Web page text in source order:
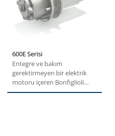
600E Serisi
Entegre ve bakım
gerektirmeyen bir elektrik
motoru içeren Bonfiglioli
600E planet redüktörler;